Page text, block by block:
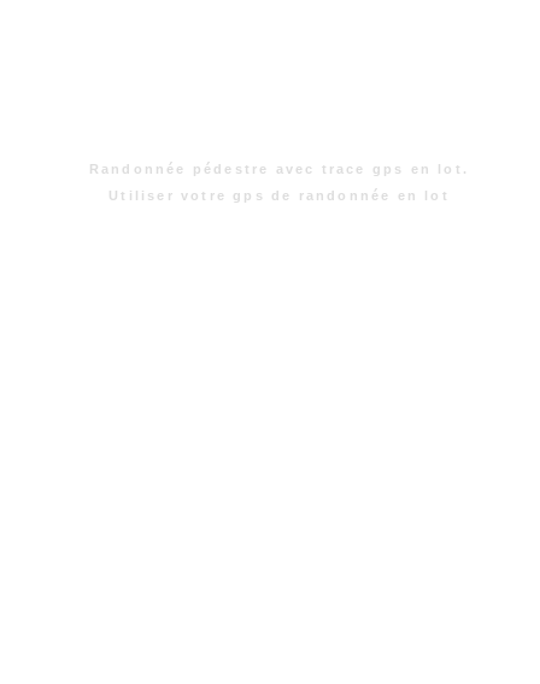
Randonnée pédestre avec trace gps en lot.
Utiliser votre gps de randonnée en lot